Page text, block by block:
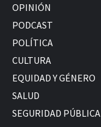
OPINIÓN
PODCAST
POLÍTICA
CULTURA
EQUIDAD Y GÉNERO
SALUD
SEGURIDAD PÚBLICA